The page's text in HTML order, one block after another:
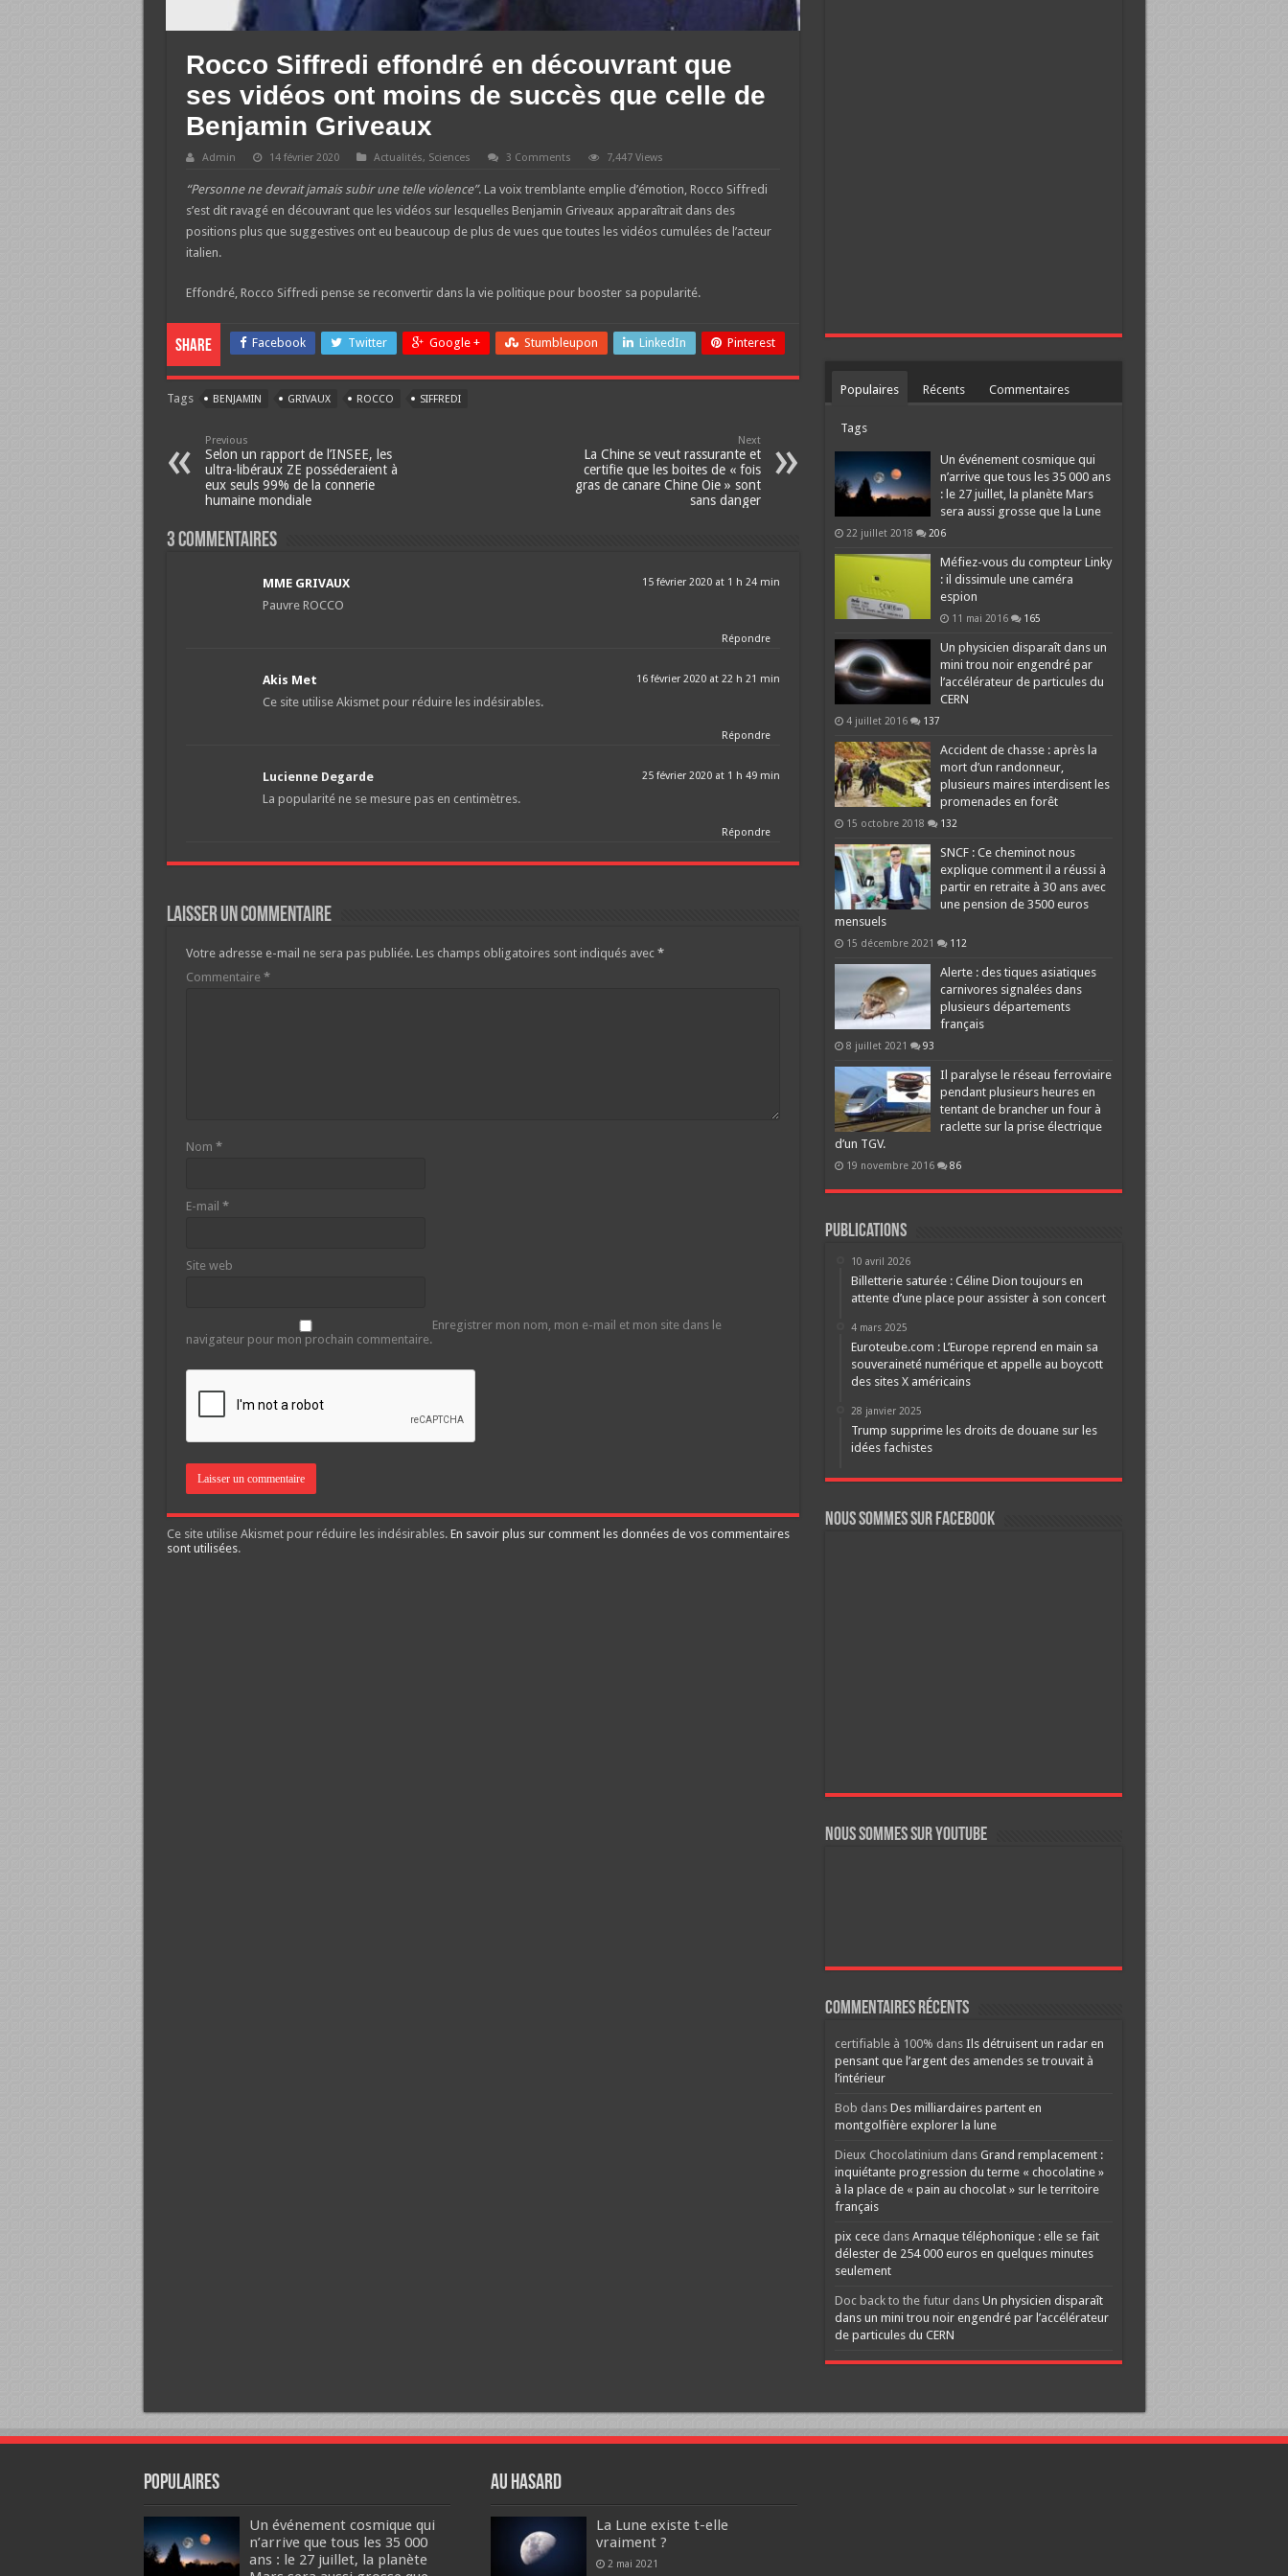
Rocco Siffredi effondré en découvrant que
ses vidéos ont moins de succès que celle de
Benjamin Griveaux
Admin 14 février 2020 Actualités, Sciences 3 Comments 7,447 Views
“Personne ne devrait jamais subir une telle violence”. La voix tremblante emplie d’émotion, Rocco Siffredi
s’est dit ravagé en découvrant que les vidéos sur lesquelles Benjamin Griveaux apparaîtrait dans des
positions plus que suggestives ont eu beaucoup de plus de vues que toutes les vidéos cumulées de l’acteur
italien.
Effondré, Rocco Siffredi pense se reconvertir dans la vie politique pour booster sa popularité.
Share Facebook Twitter Google + Stumbleupon LinkedIn Pinterest
Tags BENJAMIN GRIVAUX ROCCO SIFFREDI
Previous
Selon un rapport de l’INSEE, les
ultra-libéraux ZE posséderaient à
eux seuls 99% de la connerie
humaine mondiale
Next
La Chine se veut rassurante et
certifie que les boites de « fois
gras de canare Chine Oie » sont
sans danger
3 Commentaires
MME GRIVAUX 15 février 2020 at 1 h 24 min
Pauvre ROCCO
Répondre
Akis Met 16 février 2020 at 22 h 21 min
Ce site utilise Akismet pour réduire les indésirables.
Répondre
Lucienne Degarde 25 février 2020 at 1 h 49 min
La popularité ne se mesure pas en centimètres.
Répondre
Laisser un commentaire
Votre adresse e-mail ne sera pas publiée. Les champs obligatoires sont indiqués avec *
Commentaire *
Nom *
E-mail *
Site web
Enregistrer mon nom, mon e-mail et mon site dans le
navigateur pour mon prochain commentaire.
Ce site utilise Akismet pour réduire les indésirables. En savoir plus sur comment les données de vos commentaires
sont utilisées.
Populaires Récents Commentaires
Tags
Un événement cosmique qui
n’arrive que tous les 35 000 ans
: le 27 juillet, la planète Mars
sera aussi grosse que la Lune
22 juillet 2018 206
Méfiez-vous du compteur Linky
: il dissimule une caméra
espion
11 mai 2016 165
Un physicien disparaît dans un
mini trou noir engendré par
l’accélérateur de particules du
CERN
4 juillet 2016 137
Accident de chasse : après la
mort d’un randonneur,
plusieurs maires interdisent les
promenades en forêt
15 octobre 2018 132
SNCF : Ce cheminot nous
explique comment il a réussi à
partir en retraite à 30 ans avec
une pension de 3500 euros
mensuels
15 décembre 2021 112
Alerte : des tiques asiatiques
carnivores signalées dans
plusieurs départements
français
8 juillet 2021 93
Il paralyse le réseau ferroviaire
pendant plusieurs heures en
tentant de brancher un four à
raclette sur la prise électrique
d’un TGV.
19 novembre 2016 86
Publications
10 avril 2026
Billetterie saturée : Céline Dion toujours en
attente d’une place pour assister à son concert
4 mars 2025
Euroteube.com : L’Europe reprend en main sa
souveraineté numérique et appelle au boycott
des sites X américains
28 janvier 2025
Trump supprime les droits de douane sur les
idées fachistes
Nous sommes sur FaceBook
Nous sommes sur YouTube
Commentaires récents
certifiable à 100% dans Ils détruisent un radar en
pensant que l’argent des amendes se trouvait à
l’intérieur
Bob dans Des milliardaires partent en
montgolfière explorer la lune
Dieux Chocolatinium dans Grand remplacement :
inquiétante progression du terme « chocolatine »
à la place de « pain au chocolat » sur le territoire
français
pix cecedans Arnaque téléphonique : elle se fait
délester de 254 000 euros en quelques minutes
seulement
Doc back to the futurdans Un physicien disparaît
dans un mini trou noir engendré par l’accélérateur
de particules du CERN
Populaires
Un événement cosmique qui
n’arrive que tous les 35 000
ans : le 27 juillet, la planète
Au hasard
La Lune existe t-elle
vraiment ?
2 mai 2021